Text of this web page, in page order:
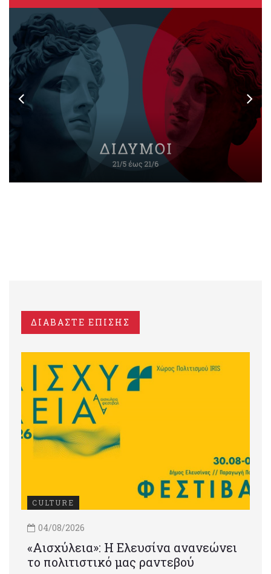
ΔΙΑΒΑΣΤΕ ΕΠΙΣΗΣ
CULTURE
04/08/2026
«Αισχύλεια»: Η Ελευσίνα ανανεώνει
το πολιτιστικό μας ραντεβού